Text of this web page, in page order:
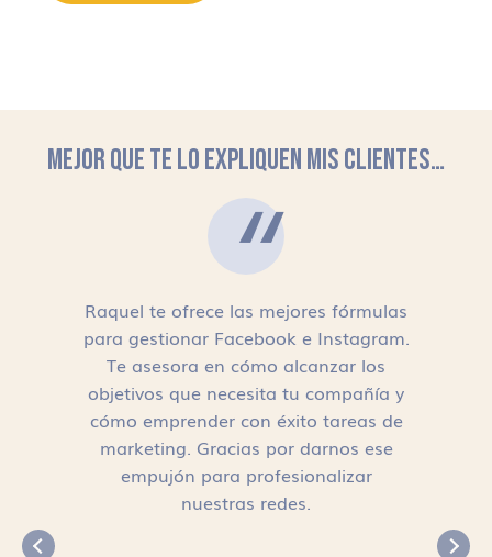
MEJOR QUE TE LO EXPLIQUEN MIS CLIENTES…
Raquel te ofrece las mejores fórmulas
para gestionar Facebook e Instagram.
Te asesora en cómo alcanzar los
objetivos que necesita tu compañía y
cómo emprender con éxito tareas de
marketing. Gracias por darnos ese
empujón para profesionalizar
nuestras redes.